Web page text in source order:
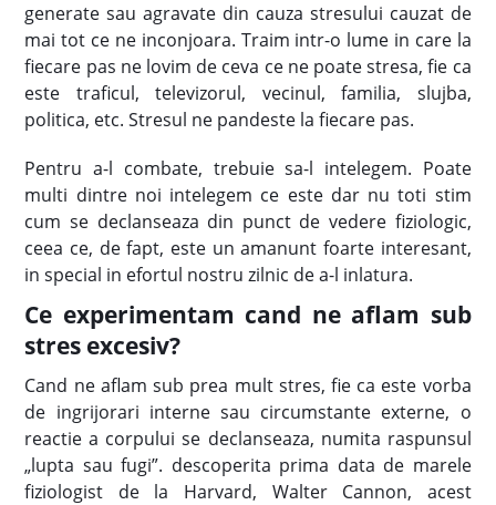
generate sau agravate din cauza stresului cauzat de
mai tot ce ne inconjoara. Traim intr-o lume in care la
fiecare pas ne lovim de ceva ce ne poate stresa, fie ca
este traficul, televizorul, vecinul, familia, slujba,
politica, etc. Stresul ne pandeste la fiecare pas.
Pentru a-l combate, trebuie sa-l intelegem. Poate
multi dintre noi intelegem ce este dar nu toti stim
cum se declanseaza din punct de vedere fiziologic,
ceea ce, de fapt, este un amanunt foarte interesant,
in special in efortul nostru zilnic de a-l inlatura.
Ce experimentam cand ne aflam sub
stres excesiv?
Cand ne aflam sub prea mult stres, fie ca este vorba
de ingrijorari interne sau circumstante externe, o
reactie a corpului se declanseaza, numita raspunsul
„lupta sau fugi”. descoperita prima data de marele
fiziologist de la Harvard, Walter Cannon, acest